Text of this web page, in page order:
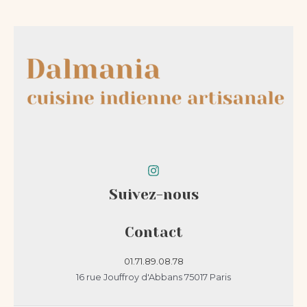
Suivez-nous
Contact
01.71.89.08.78
16 rue Jouffroy d'Abbans 75017 Paris